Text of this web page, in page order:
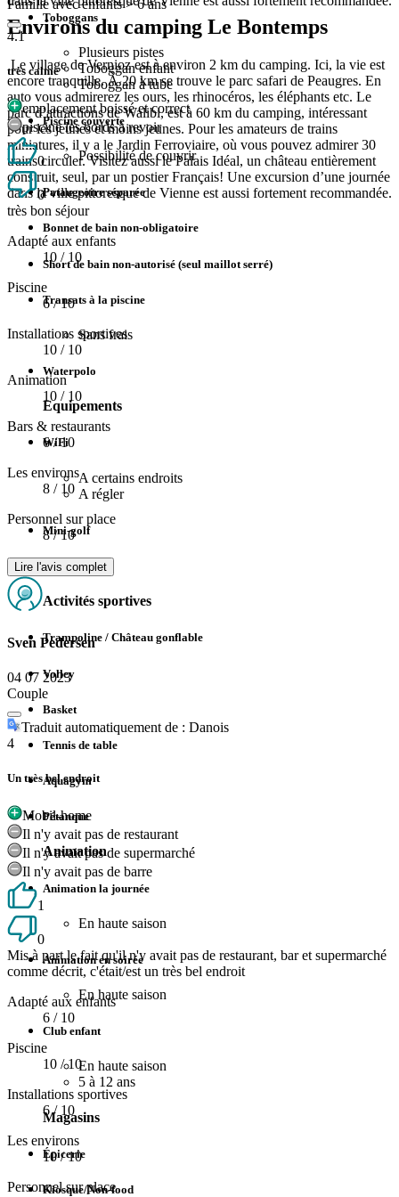
Environs du camping Le Bontemps
Le village de Vernioz est à environ 2 km du camping. Ici, la vie est
encore tranquille. À 20 km se trouve le parc safari de Peaugres. En
auto vous admirerez les ours, les rhinocéros, les éléphants etc. Le
parc d’attractions de Walibi, est à 60 km du camping, intéressant
pour les jeunes et moins jeunes. Pour les amateurs de trains
miniatures, il y a le Jardin Ferroviaire, où vous pouvez admirer 30
trains circuler. Visitez aussi le Palais Idéal, un château entièrement
construit, seul, par un postier Français! Une excursion d’une journée
dans la ville pittoresque de Vienne est aussi fortement recommandée.
Toboggans
Plusieurs pistes
Toboggan enfant
Toboggan à tube
Piscine couverte
Possibilité de couvrir
Pataugeoire séparée
Bonnet de bain non-obligatoire
Short de bain non-autorisé (seul maillot serré)
Transats à la piscine
Sans frais
Waterpolo
Equipements
WiFi
A certains endroits
A régler
Mini-golf
Pêche
Activités sportives
Trampoline / Château gonflable
Volley
Basket
Tennis de table
Aquagym
Pétanque
Animation
Animation la journée
En haute saison
Animation en soirée
En haute saison
Club enfant
En haute saison
5 à 12 ans
Magasins
Épicerie
Kiosque/Non-food
Famille avec enfants > 6 ans
4.1
très calme
emplacement boissé et correct
piscine les bords à revoir
0
0
très bon séjour
Adapté aux enfants
10 / 10
Piscine
6/ 10
Installations sportives
10 / 10
Animation
10 / 10
Bars & restaurants
6/ 10
Les environs
8 / 10
Personnel sur place
8/ 10
Lire l'avis complet
Sven Pedersen
04 07 2023
Couple
Traduit automatiquement de : Danois
4
Un très bel endroit
Mobil-home
Il n'y avait pas de restaurant
Il n'y avait pas de supermarché
Il n'y avait pas de barre
1
0
Mis à part le fait qu'il n'y avait pas de restaurant, bar et supermarché
comme décrit, c'était/est un très bel endroit
Adapté aux enfants
6 / 10
Piscine
10 / 10
Installations sportives
6/ 10
Les environs
10/ 10
Personnel sur place